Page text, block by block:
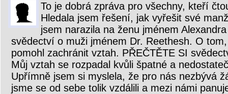
To je dobrá zpráva pro všechny, kteří
Hledala jsem řešení, jak vyřešit své
jsem narazila na ženu jménem
svědectví o muži jménem Dr. Reethesh. O
pomohl zachránit vztah. PŘEČTĚTE SI
Můj vztah se rozpadal kvůli špatné a
Upřímně jsem si myslela, že pro nás nezbývá
jsme se od sebe tolik vzdálili a mezi námi